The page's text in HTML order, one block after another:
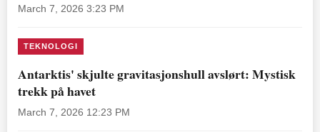
March 7, 2026 3:23 PM
TEKNOLOGI
Antarktis' skjulte gravitasjonshull avslørt: Mystisk
trekk på havet
March 7, 2026 12:23 PM